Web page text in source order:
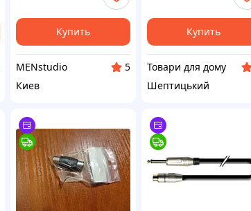
Купить
MENstudio
5
Киев
переходник мужской-
мужской
Купить
Товари для дому
Шептицький